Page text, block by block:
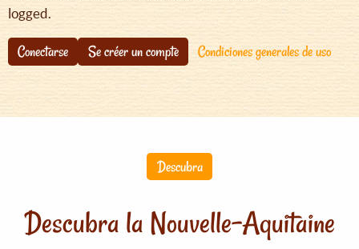
logged.
Conectarse Se créer un compte Condiciones generales de uso
Descubra
Descubra la Nouvelle-Aquitaine